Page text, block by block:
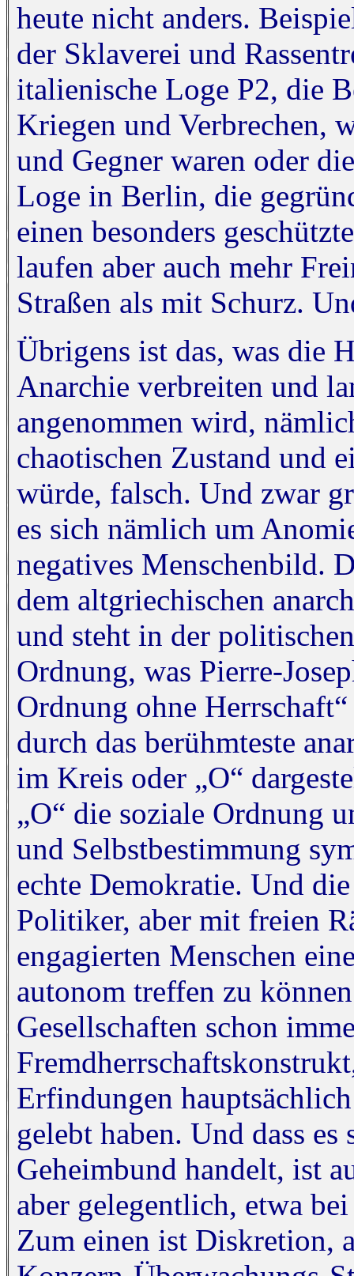
heute nicht anders.
der Sklaverei und
italienische Loge P2, die
Kriegen und Verbrechen,
und Gegner waren oder
Loge in Berlin, die
einen besonders
laufen aber auch mehr
Straßen als mit Schurz.
Übrigens ist das, was die
Anarchie verbreiten und
angenommen wird,
chaotischen Zustand und
würde, falsch. Und zwar
es sich nämlich um
negatives Menschenbild.
dem altgriechischen
und steht in der
Ordnung, was Pierre-
Ordnung ohne
durch das berühmteste
im Kreis oder „O“
„O“ die soziale Ordnung
und Selbstbestimmung
echte Demokratie. Und
Politiker, aber mit freien
engagierten Menschen
autonom treffen zu
Gesellschaften schon
Erfindungen
gelebt haben. Und dass
Geheimbund handelt, ist
aber gelegentlich, etwa
Zum einen ist Diskretion,